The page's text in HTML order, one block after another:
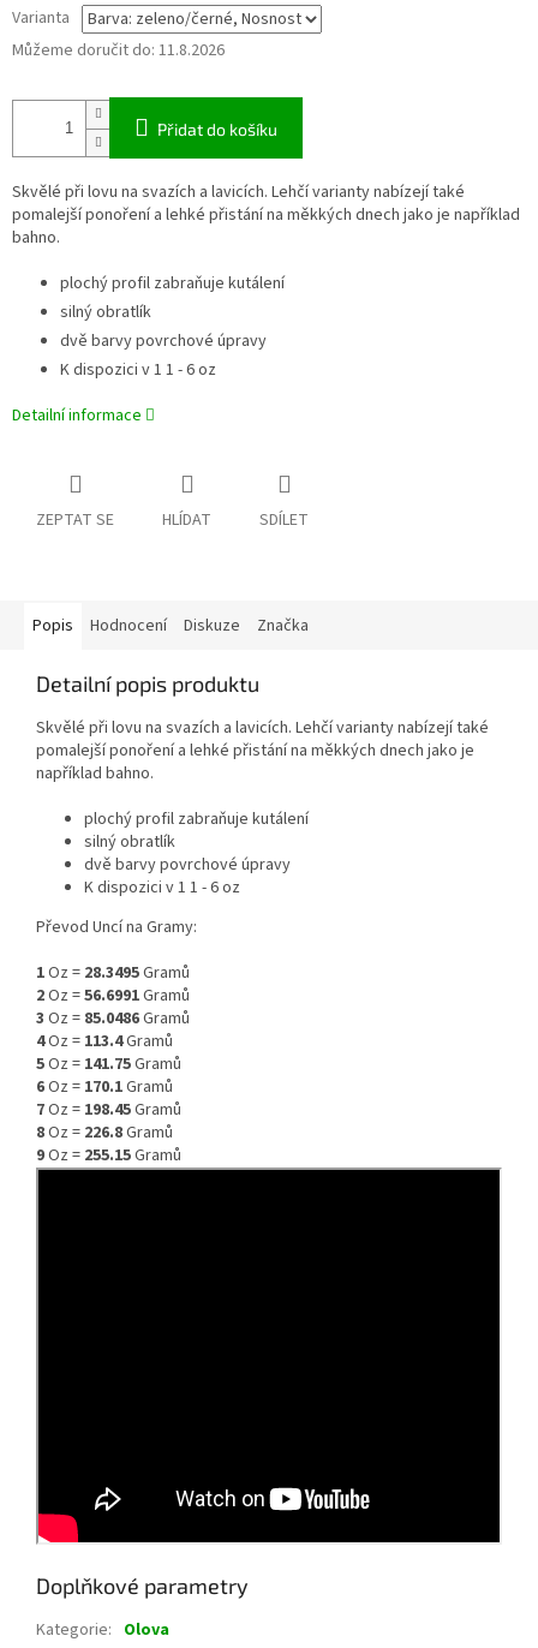
Varianta
Můžeme doručit do: 11.8.2026
Přidat do košíku
Skvělé při lovu na svazích a lavicích. Lehčí varianty nabízejí také
pomalejší ponoření a lehké přistání na měkkých dnech jako je například
bahno.
plochý profil zabraňuje kutálení
silný obratlík
dvě barvy povrchové úpravy
K dispozici v 1 1 - 6 oz
Detailní informace
ZEPTAT SE HLÍDAT SDÍLET
Popis Hodnocení Diskuze Značka
Detailní popis produktu
Skvělé při lovu na svazích a lavicích. Lehčí varianty nabízejí také
pomalejší ponoření a lehké přistání na měkkých dnech jako je
například bahno.
plochý profil zabraňuje kutálení
silný obratlík
dvě barvy povrchové úpravy
K dispozici v 1 1 - 6 oz
Převod Uncí na Gramy:
1Oz = 28.3495Gramů
2Oz =56.6991Gramů
3 Oz = 85.0486Gramů
4Oz = 113.4Gramů
5Oz = 141.75Gramů
6Oz = 170.1Gramů
7Oz = 198.45Gramů
8Oz = 226.8Gramů
9Oz = 255.15Gramů
Doplňkové parametry
Kategorie: Olova